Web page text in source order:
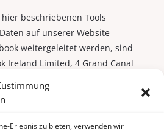
Erlebnis zu bieten, verwenden wir
beschriebenen Tools
auf unserer Website
weitergeleitet werden, sind
Ireland Limited, 4 Grand Canal
Datenverarbeitung
sich dabei